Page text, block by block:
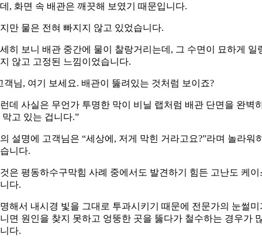
, 화면 속 배관은 깨끗해 보였기 때문입니다.
만 물은 전혀 빠지지 않고 있었습니다.
히 보니 배관 중간에 물이 찰랑거리는데, 그 수면이 묘하게 일
않고 고정된 느낌이었습니다.
객님, 여기 보세요. 배관이 뚫려있는 것처럼 보이죠?
데 사실은 무언가 투명한 막이 비닐 랩처럼 배관 단면을 완벽
막고 있는 겁니다.”
설명에 고객님은 “세상에, 저게 막힌 거라고요?”라며 놀라워
니다.
은 평동하수구막힘 사례 중에서도 발견하기 힘든 고난도 케이
다.
해서 내시경 빛을 그대로 투과시키기 때문에 전문가의 눈썰미
면 원인을 찾지 못하고 엉뚱한 곳을 뚫다가 철수하는 경우가
다.